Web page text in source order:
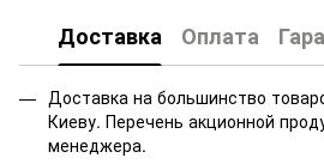
Доставка Оплата
Доставка на большинство
Киеву. Перечень акционной
менеджера.